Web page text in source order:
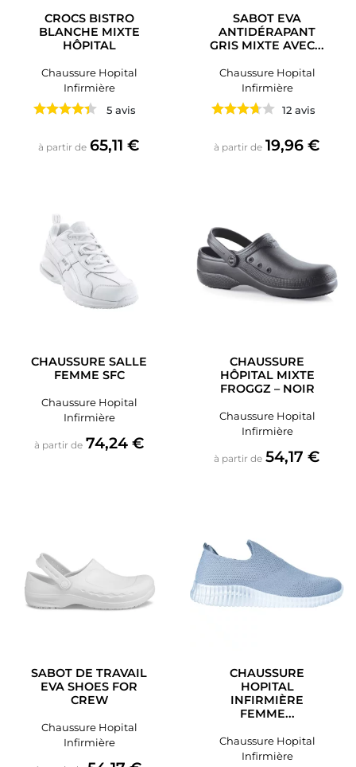
CROCS BISTRO
BLANCHE MIXTE
HÔPITAL
Chaussure Hopital
Infirmière
5 avis
à partir de Prix
65,11 €
SABOT EVA
ANTIDÉRAPANT
GRIS MIXTE AVEC...
Chaussure Hopital
Infirmière
12 avis
à partir de Prix
19,96 €
CHAUSSURE SALLE
FEMME SFC
Chaussure Hopital
Infirmière
à partir de Prix
74,24 €
CHAUSSURE
HÔPITAL MIXTE
FROGGZ – NOIR
Chaussure Hopital
Infirmière
à partir de Prix
54,17 €
SABOT DE TRAVAIL
EVA SHOES FOR
CREW
Chaussure Hopital
Infirmière
CHAUSSURE
HOPITAL
INFIRMIÈRE
FEMME...
Chaussure Hopital
Infirmière